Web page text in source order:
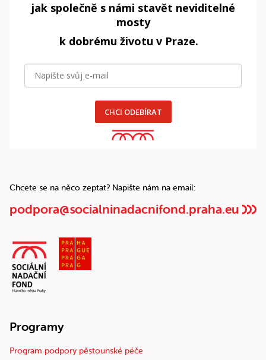
jak společně s námi stavět neviditelné
mosty
k dobrému životu v Praze.
CHCI ODEBÍRAT
Chcete se na něco zeptat? Napište nám na email:
podpora@socialninadacnifond.praha.eu
Programy
Program podpory pěstounské péče